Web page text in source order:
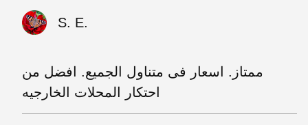
S. E.
ممتاز. اسعار فى متناول الجميع. افضل من
احتكار المحلات الخارجيه